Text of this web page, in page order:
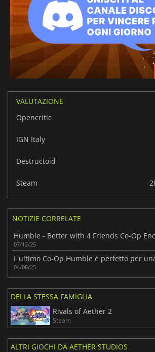
VALUTAZIONE
Opencritic
IGN Italy
Destructoid
Steam
NOTIZIE CORRELATE
07/12/25
04/08/25
DELLA STESSA FAMIGLIA
Rivals of Aether 2
Steam
ALTRI GIOCHI DA AETHER STUDIOS